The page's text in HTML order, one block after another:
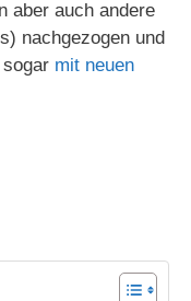
aber auch andere
nachgezogen und
mit neuen